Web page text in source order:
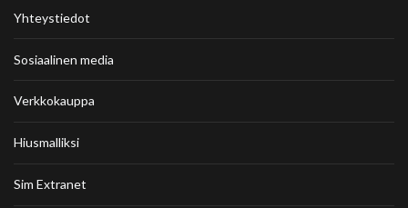
Yhteystiedot
Sosiaalinen media
Verkkokauppa
Hiusmalliksi
Sim Extranet